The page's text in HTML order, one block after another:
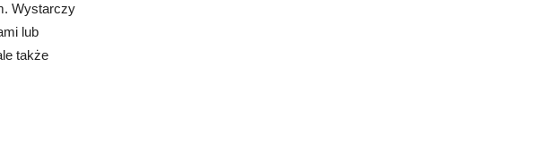
Wystarczy
lub
także